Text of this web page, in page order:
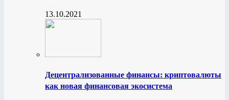
13.10.2021
Децентрализованные финансы: криптовалюты
как новая финансовая экосистема